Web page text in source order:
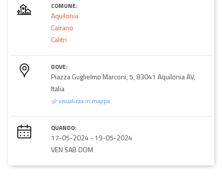
COMUNE:
Aquilonia
Cairano
Calitri
DOVE:
Piazza Guglielmo Marconi, 5, 83041 Aquilonia AV,
Italia
visualizza in mappa
QUANDO:
17-05-2024 -19-05-2024
VEN SAB DOM